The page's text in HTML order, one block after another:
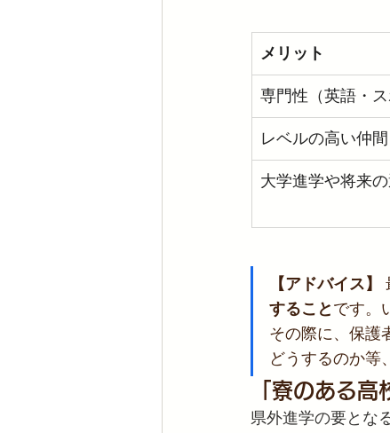
メリット
専門性（英語・
レベルの高い仲
大学進学や将来
【アドバイス】
すること です。
その際に、保護
どうするのか等、
「寮のある
県外進学の要とな